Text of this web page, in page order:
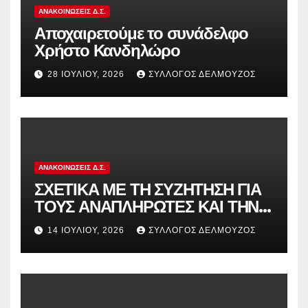
ΑΝΑΚΟΙΝΏΣΕΙΣ Δ.Σ.
Αποχαιρετούμε το συνάδελφο
Χρήστο Κανδηλώρο
28 ΙΟΥΛΊΟΥ, 2026 ΣΎΛΛΟΓΟΣ ΔΕΛΜΟΎΖΟΣ
ΑΝΑΚΟΙΝΏΣΕΙΣ Δ.Σ.
ΣΧΕΤΙΚΑ ΜΕ ΤΗ ΣΥΖΗΤΗΣΗ ΓΙΑ
ΤΟΥΣ ΑΝΑΠΛΗΡΩΤΕΣ ΚΑΙ ΤΗΝ
ΠΑΡΑΠΟΜΠΗ ΤΗΣ ΕΛΛΑΔΑΣ
ΣΤΟ ΕΥΡΩΠΑΪΚΟ ΔΙΚΑΣΤΗΡΙΟ
14 ΙΟΥΛΊΟΥ, 2026 ΣΎΛΛΟΓΟΣ ΔΕΛΜΟΎΖΟΣ